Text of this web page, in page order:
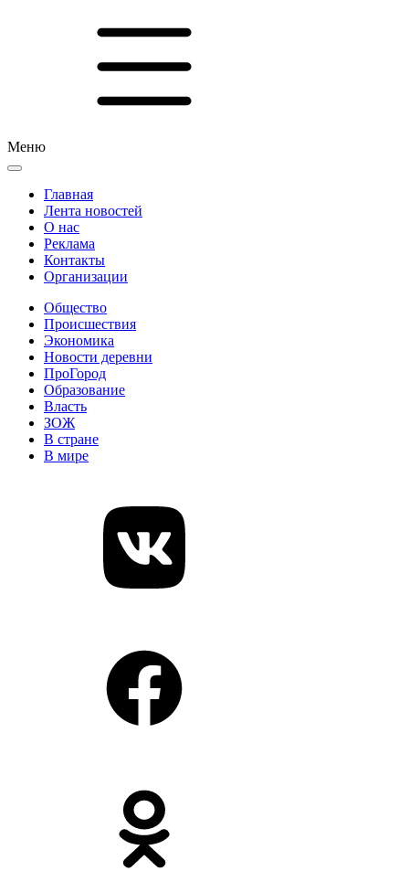
Меню
Главная
Лента новостей
О нас
Реклама
Контакты
Организации
Общество
Происшествия
Экономика
Новости деревни
ПроГород
Образование
Власть
ЗОЖ
В стране
В мире